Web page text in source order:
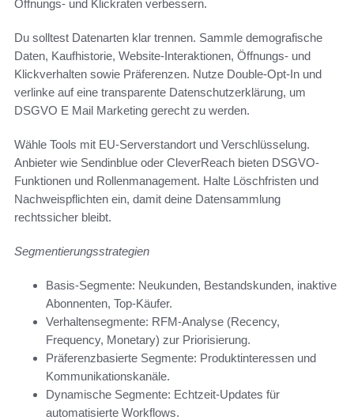
Öffnungs- und Klickraten verbessern.
Du solltest Datenarten klar trennen. Sammle demografische
Daten, Kaufhistorie, Website-Interaktionen, Öffnungs- und
Klickverhalten sowie Präferenzen. Nutze Double-Opt-In und
verlinke auf eine transparente Datenschutzerklärung, um
DSGVO E Mail Marketing gerecht zu werden.
Wähle Tools mit EU-Serverstandort und Verschlüsselung.
Anbieter wie Sendinblue oder CleverReach bieten DSGVO-
Funktionen und Rollenmanagement. Halte Löschfristen und
Nachweispflichten ein, damit deine Datensammlung
rechtssicher bleibt.
Segmentierungsstrategien
Basis-Segmente: Neukunden, Bestandskunden, inaktive
Abonnenten, Top-Käufer.
Verhaltensegmente: RFM-Analyse (Recency,
Frequency, Monetary) zur Priorisierung.
Präferenzbasierte Segmente: Produktinteressen und
Kommunikationskanäle.
Dynamische Segmente: Echtzeit-Updates für
automatisierte Workflows.